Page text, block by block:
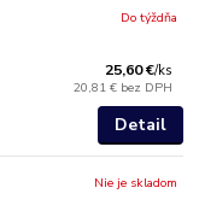
25,60 €/ks
20,81 € bez DPH
Do týždňa
Detail
Nie je skladom